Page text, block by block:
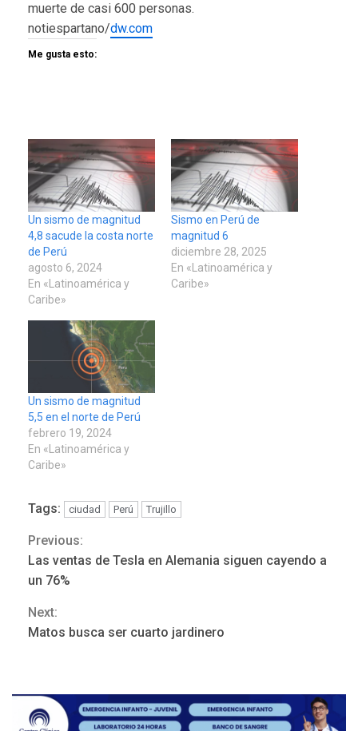
muerte de casi 600 personas.
notiespartano/dw.com
Me gusta esto:
Un sismo de magnitud
4,8 sacude la costa norte
de Perú
agosto 6, 2024
En «Latinoamérica y
Caribe»
Sismo en Perú de
magnitud 6
diciembre 28, 2025
En «Latinoamérica y
Caribe»
Un sismo de magnitud
5,5 en el norte de Perú
febrero 19, 2024
En «Latinoamérica y
Caribe»
Tags: ciudad Perú Trujillo
Continue
Reading
Previous:
Las ventas de Tesla en Alemania siguen cayendo a
un 76%
Next:
Matos busca ser cuarto jardinero
3
TITULARES
ÚLTIMA HORA
4
GUERRA EN EL MUNDO
EEUU para Gaza apoyado
por Hamás